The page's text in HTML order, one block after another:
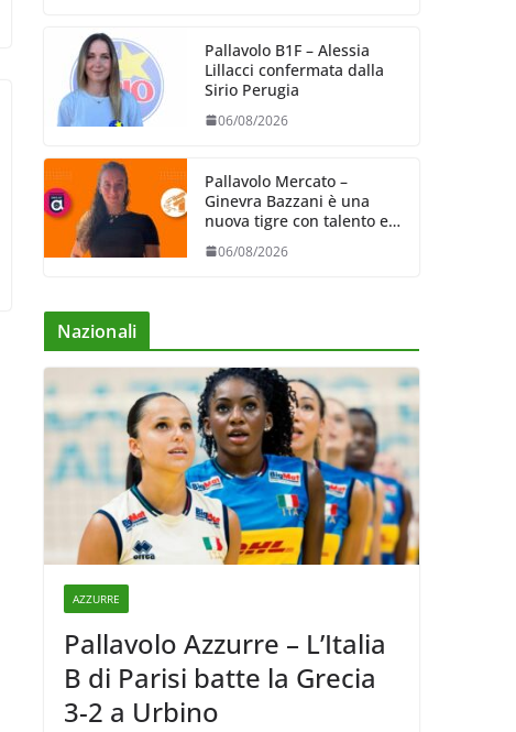
Pallavolo B1F – Alessia
Lillacci confermata dalla
Sirio Perugia
06/08/2026
Pallavolo Mercato –
Ginevra Bazzani è una
nuova tigre con talento ed
entusiasmo
06/08/2026
Nazionali
AZZURRE
Pallavolo Azzurre – L’Italia
B di Parisi batte la Grecia
3-2 a Urbino